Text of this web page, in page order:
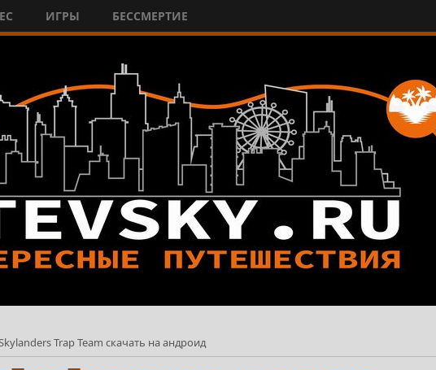
ИГРЫ БЕССМЕРТИЕ
Trap Team скачать на андроид